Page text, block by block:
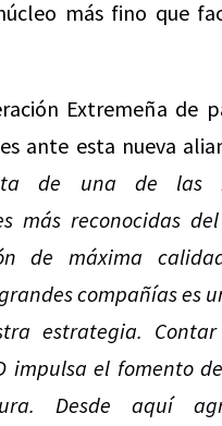
más fino que
Extremeña de
ante esta nueva
de una de las
más reconocidas
de máxima
compañías es
estrategia.
impulsa el fomento
Desde aquí